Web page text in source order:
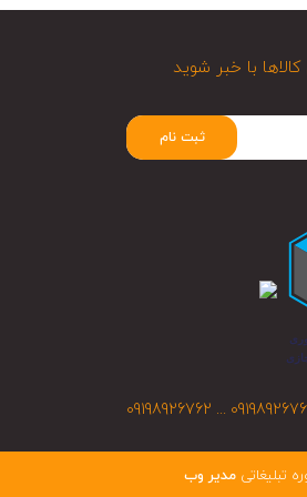
با خبر شوید
ثبت نام
09198926761 ...
تبلیغاتیمدیر وب